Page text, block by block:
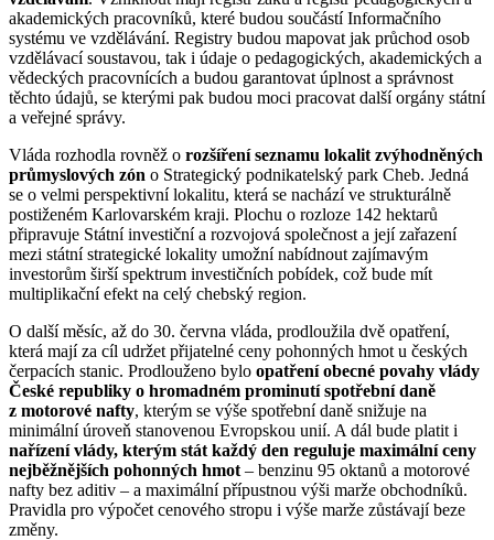
akademických pracovníků, které budou součástí Informačního
systému ve vzdělávání. Registry budou mapovat jak průchod osob
vzdělávací soustavou, tak i údaje o pedagogických, akademických a
vědeckých pracovnících a budou garantovat úplnost a správnost
těchto údajů, se kterými pak budou moci pracovat další orgány státní
a veřejné správy.
Vláda rozhodla rovněž o rozšíření seznamu lokalit zvýhodněných
průmyslových zón o Strategický podnikatelský park Cheb. Jedná
se o velmi perspektivní lokalitu, která se nachází ve strukturálně
postiženém Karlovarském kraji. Plochu o rozloze 142 hektarů
připravuje Státní investiční a rozvojová společnost a její zařazení
mezi státní strategické lokality umožní nabídnout zajímavým
investorům širší spektrum investičních pobídek, což bude mít
multiplikační efekt na celý chebský region.
O další měsíc, až do 30. června vláda, prodloužila dvě opatření,
která mají za cíl udržet přijatelné ceny pohonných hmot u českých
čerpacích stanic. Prodlouženo bylo opatření obecné povahy vlády
České republiky o hromadném prominutí spotřební daně
z motorové nafty, kterým se výše spotřební daně snižuje na
minimální úroveň stanovenou Evropskou unií. A dál bude platit i
nařízení vlády, kterým stát každý den reguluje maximální ceny
nejběžnějších pohonných hmot – benzinu 95 oktanů a motorové
nafty bez aditiv – a maximální přípustnou výši marže obchodníků.
Pravidla pro výpočet cenového stropu i výše marže zůstávají beze
změny.